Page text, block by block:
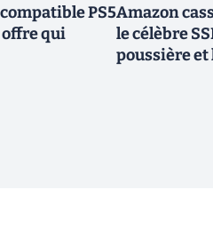
PS5
offre qui
Amazon
le célèbre
poussière et